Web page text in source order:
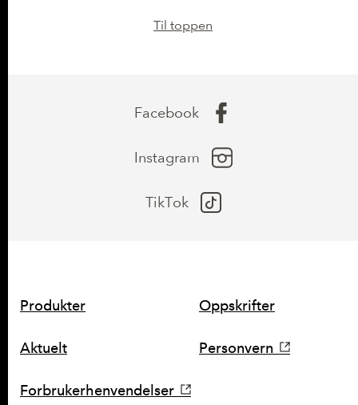
Til toppen
Facebook
Instagram
TikTok
SNARVEIER
Produkter Oppskrifter
Aktuelt Personvern
Forbrukerhenvendelser